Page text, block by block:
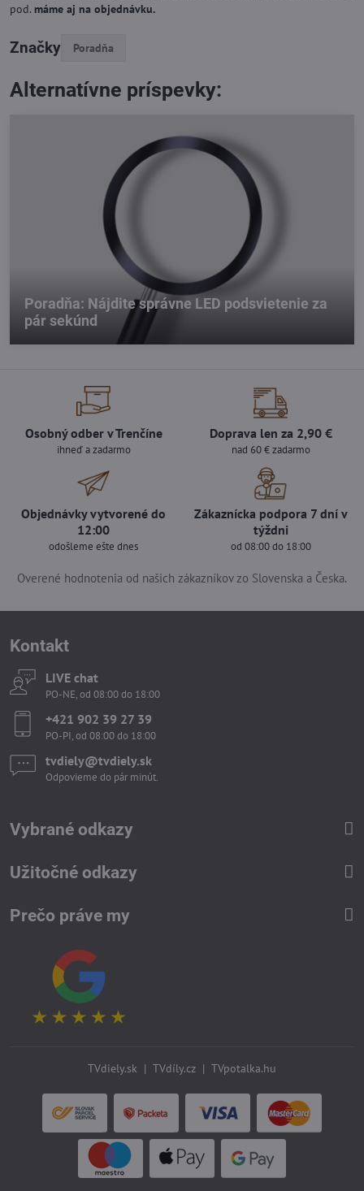
pod. máme aj na objednávku.
Značky Poradňa
Alternatívne príspevky:
Poradňa: Nájdite správne LED podsvietenie za
pár sekúnd
Osobný odber v Trenčíne
ihneď a zadarmo
Doprava len za 2,90 €
nad 60 € zadarmo
Objednávky vytvorené do
12:00
odošleme ešte dnes
Zákaznícka podpora 7 dní v
týždni
od 08:00 do 18:00
Overené hodnotenia od našich zákazníkov zo Slovenska a Česka.
Kontakt
LIVE chat
PO-NE, od 08:00 do 18:00
+421 902 39 27 39
PO-PI, od 08:00 do 18:00
tvdiely​​@tvdiely​​.sk
Odpovieme do pár minút.
Vybrané odkazy
Užitočné odkazy
Prečo práve my
TVdiely.sk | TVdíly.cz | TVpotalka.hu